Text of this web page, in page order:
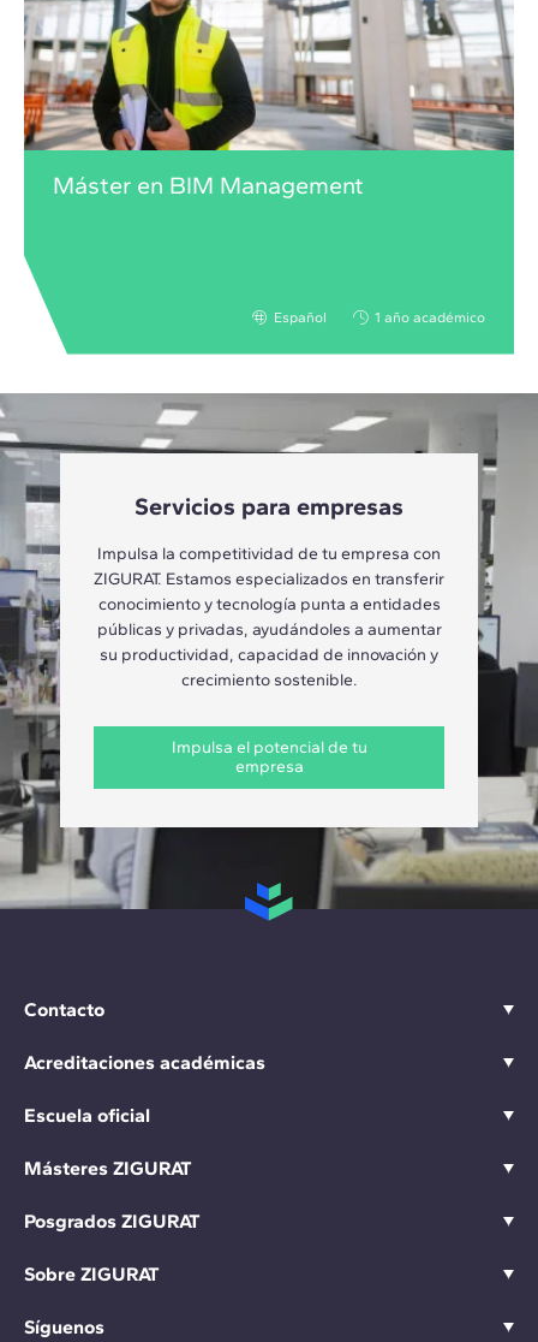
Máster en BIM Management
Español 1 año académico
Servicios para empresas
Impulsa la competitividad de tu empresa con
ZIGURAT. Estamos especializados en transferir
conocimiento y tecnología punta a entidades
públicas y privadas, ayudándoles a aumentar
su productividad, capacidad de innovación y
crecimiento sostenible.
Impulsa el potencial de tu
empresa
Contacto
Acreditaciones académicas
Escuela oficial
Másteres ZIGURAT
Posgrados ZIGURAT
Sobre ZIGURAT
Síguenos